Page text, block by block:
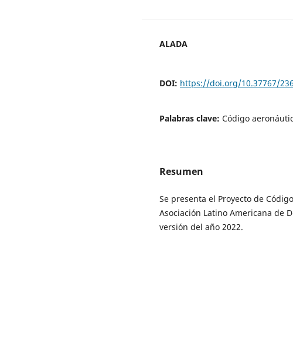
ALADA
DOI: https://doi.org/10.37767/
Palabras clave: Código
Resumen
Se presenta el Proyecto de
Asociación Latino Americana de
versión del año 2022.